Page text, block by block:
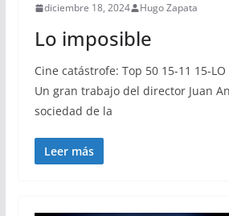
diciembre 18, 2024 Hugo Zapata
Lo imposible
Cine catástrofe: Top 50 15-11 15-LO
Un gran trabajo del director Juan
sociedad de la
Leer más